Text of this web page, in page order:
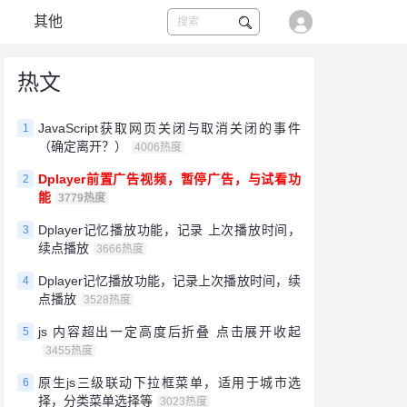
其他
热文
1
JavaScript获取网页关闭与取消关闭的事件
（确定离开？）
4006热度
2
Dplayer前置广告视频，暂停广告，与试看功
能 3779热度
3
Dplayer记忆播放功能，记录 上次播放时间，
续点播放
3666热度
4
Dplayer记忆播放功能，记录上次播放时间，续
点播放
3528热度
5 js 内容超出一定高度后折叠 点击展开收起
3455热度
6
原生js三级联动下拉框菜单，适用于城市选
择，分类菜单选择等
3023热度